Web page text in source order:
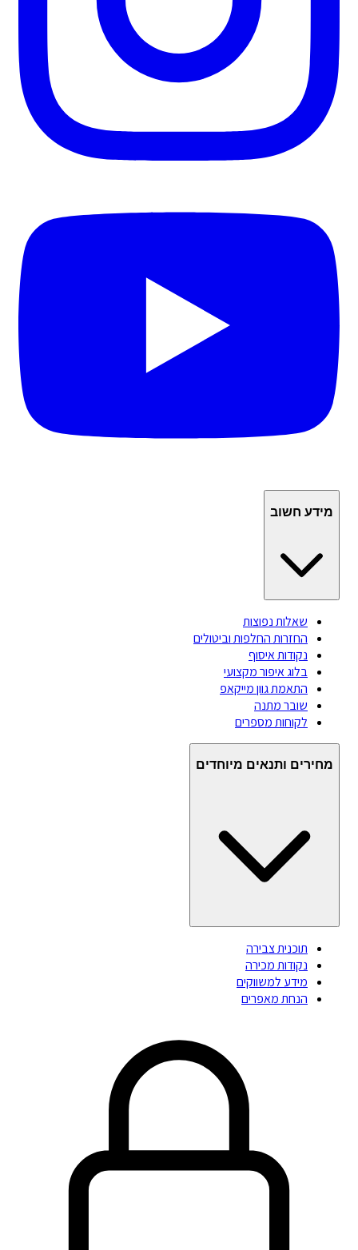
מידע חשוב
שאלות נפוצות
החזרות החלפות וביטולים
נקודות איסוף
בלוג איפור מקצועי
התאמת גוון מייקאפ
שובר מתנה
לקוחות מספרים
מחירים ותנאים מיוחדים
תוכנית צבירה
נקודות מכירה
מידע למשווקים
הנחת מאפרים